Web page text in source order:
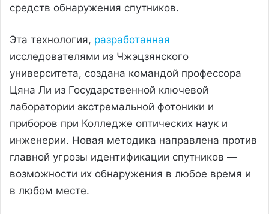
средств обнаружения спутников.
Эта технология, разработанная
исследователями из Чжэцзянского
университета, создана командой профессора
Цяна Ли из Государственной ключевой
лаборатории экстремальной фотоники и
приборов при Колледже оптических наук и
инженерии. Новая методика направлена против
главной угрозы идентификации спутников —
возможности их обнаружения в любое время и
в любом месте.